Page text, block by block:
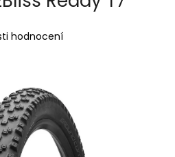
hodnocení